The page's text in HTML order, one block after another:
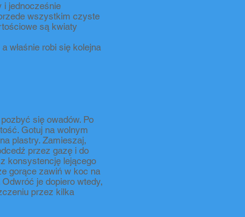
i jednocześnie
wszystkim czyste
są kwiaty
właśnie robi się kolejna
się owadów. Po
Gotuj na wolnym
plastry. Zamieszaj,
przez gazę i do
konsystencję lejącego
gorące zawiń w koc na
je dopiero wtedy,
przez kilka